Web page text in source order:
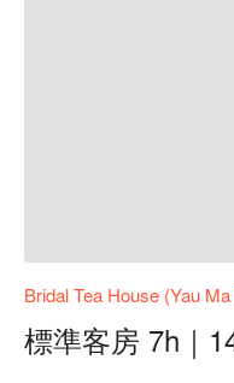
Bridal Tea House (Yau Ma
標準客房 7h｜